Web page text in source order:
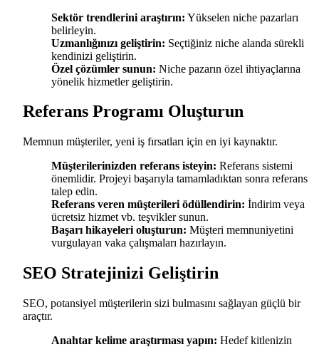
Sektör trendlerini araştırın: Yükselen niche pazarları
belirleyin.
Uzmanlığınızı geliştirin: Seçtiğiniz niche alanda sürekli
kendinizi geliştirin.
Özel çözümler sunun: Niche pazarın özel ihtiyaçlarına
yönelik hizmetler geliştirin.
Referans Programı Oluşturun
Memnun müşteriler, yeni iş fırsatları için en iyi kaynaktır.
Müşterilerinizden referans isteyin: Referans sistemi
önemlidir. Projeyi başarıyla tamamladıktan sonra referans
talep edin.
Referans veren müşterileri ödüllendirin: İndirim veya
ücretsiz hizmet vb. teşvikler sunun.
Başarı hikayeleri oluşturun: Müşteri memnuniyetini
vurgulayan vaka çalışmaları hazırlayın.
SEO Stratejinizi Geliştirin
SEO, potansiyel müşterilerin sizi bulmasını sağlayan güçlü bir
araçtır.
Anahtar kelime araştırması yapın: Hedef kitlenizin